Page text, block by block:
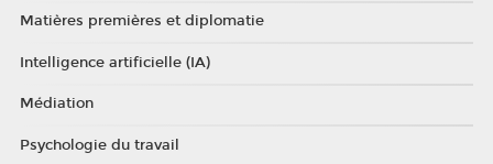
Matières premières et diplomatie
Intelligence artificielle (IA)
Médiation
Psychologie du travail